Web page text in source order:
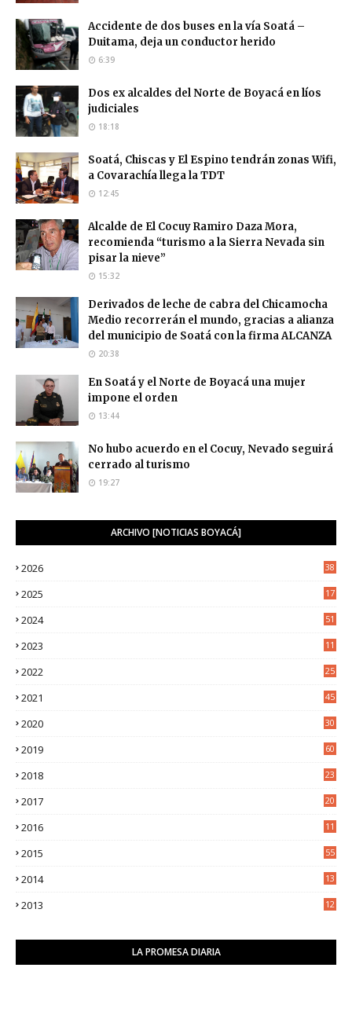
Accidente de dos buses en la vía Soatá –
Duitama, deja un conductor herido
6:39
Dos ex alcaldes del Norte de Boyacá en líos
judiciales
18:18
Soatá, Chiscas y El Espino tendrán zonas Wifi,
a Covarachía llega la TDT
12:45
Alcalde de El Cocuy Ramiro Daza Mora,
recomienda “turismo a la Sierra Nevada sin
pisar la nieve”
15:32
Derivados de leche de cabra del Chicamocha
Medio recorrerán el mundo, gracias a alianza
del municipio de Soatá con la firma ALCANZA
20:38
En Soatá y el Norte de Boyacá una mujer
impone el orden
13:44
No hubo acuerdo en el Cocuy, Nevado seguirá
cerrado al turismo
19:27
ARCHIVO [NOTICIAS BOYACÁ]
2026 38
2025
17
2024 51
2023
11
2022
25
2021
45
2020
30
2019 60
2018
23
2017
20
2016
11
2015 55
2014
13
2013
12
LA PROMESA DIARIA